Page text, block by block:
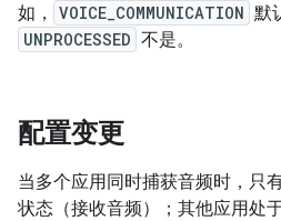
如，
VOICE_COMMUNICATION 默
UNPROCESSED 不是。
配置变更
当多个应用同时捕获音频时，只
状态（接收音频）；其他应用处